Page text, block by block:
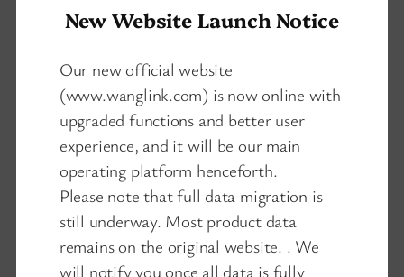
Wilgotność
95% (bez
kondensacji)
Przepustowość:
12,8 Gb/s
Prędkość
przekazywania
pakietów (całe
urządzenie): 9,6
km na sekundę
New Website Launch Notice
Our new official website
(www.wanglink.com) is now online with
upgraded functions and better user
experience, and it will be our main
operating platform henceforth.
Please note that full data migration is
still underway. Most product data
remains on the original website. . We
will notify you once all data is fully